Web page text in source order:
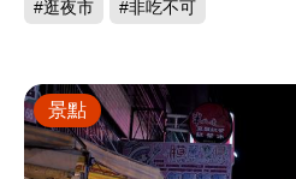
#逛夜市 #非吃不可
景點